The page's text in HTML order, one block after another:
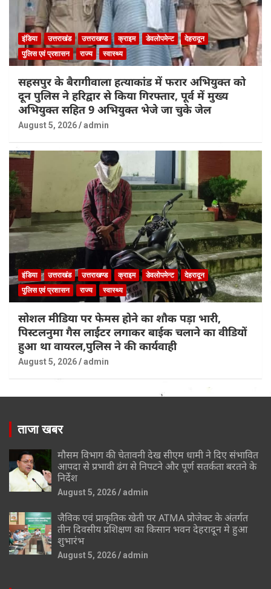
इंडिया उत्तराखंड उत्तराखण्ड क्राइम डेवलोपमेन्ट
देहरादून
पुलिस एवं प्रशासन
राज्य स्वास्थ्य
सहसपुर के बैरागीवाला हत्याकांड में फरार अभियुक्त को
दून पुलिस ने हरिद्वार से किया गिरफ्तार, पूर्व में मुख्य
अभियुक्त सहित 9 अभियुक्त भेजे जा चुके जेल
August 5, 2026 admin
इंडिया उत्तराखंड उत्तराखण्ड क्राइम डेवलोपमेन्ट
देहरादून
पुलिस एवं प्रशासन
राज्य स्वास्थ्य
सोशल मीडिया पर फेमस होने का शौक पड़ा भारी,
पिस्टलनुमा गैस लाईटर लगाकर बाईक चलाने का वीडियों
हुआ था वायरल,पुलिस ने की कार्यवाही
August 5, 2026 admin
ताजा खबर
मौसम विभाग की चेतावनी देख सीएम धामी ने दिए संभावित
आपदा से प्रभावी ढंग से निपटने और पूर्ण सतर्कता बरतने के
निर्देश
August 5, 2026 admin
जैविक एवं प्राकृतिक खेती पर ATMA प्रोजेक्ट के अंतर्गत
तीन दिवसीय प्रशिक्षण का किसान भवन देहरादून मे हुआ
शुभारंभ
August 5, 2026 admin